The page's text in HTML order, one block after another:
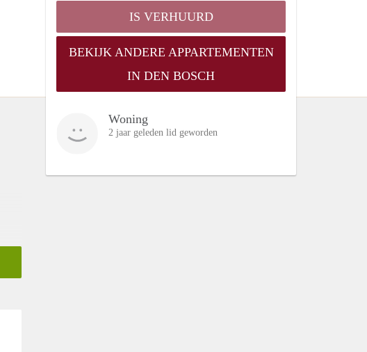
IS VERHUURD
BEKIJK ANDERE APPARTEMENTEN
IN DEN BOSCH
Woning
2 jaar geleden lid geworden